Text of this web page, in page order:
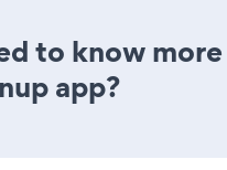
to know
app?